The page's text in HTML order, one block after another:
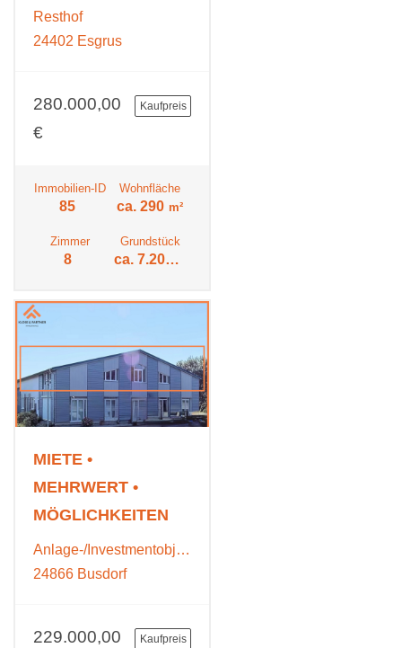
Resthof
24402 Esgrus
280.000,00
€
Kaufpreis
Immobilien-ID
85
Wohnfläche
ca. 290 m²
Zimmer
8
Grundstück
ca. 7.200m²
MIETE •
MEHRWERT •
MÖGLICHKEITEN
Anlage-/Investmentobjekte
24866 Busdorf
229.000,00
Kaufpreis